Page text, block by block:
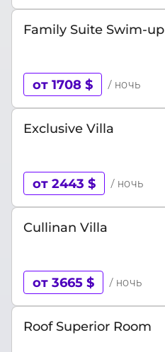
Family Suite Swim-up
от 1708 $ / ночь
Exclusive Villa
от 2443 $ / ночь
Cullinan Villa
от 3665 $ / ночь
Roof Superior Room